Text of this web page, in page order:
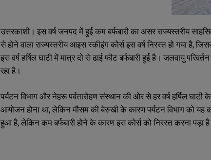
N
m
e
*
E
m
a
i
N
m
e
*
E
m
a
i
उत्तरकाशी। इस वर्ष जनपद में हुई कम बर्फबारी का असर राज्यस्तरीय
से होने वाला राज्यस्तरीय आइस स्कीइंग कोर्स इस वर्ष निरस्त हो गया है,
इस वर्ष हर्षिल घाटी में मात्र दो से ढाई फीट बर्फबारी हुई है। जलवायु
रहा है।
पर्यटन विभाग और नेहरू पर्वतारोहण संस्थान की ओर से हर वर्ष हर्षिल
आयोजन होना था, लेकिन मौसम की बेरुखी के कारण पर्यटन विभाग को
हुआ है, लेकिन कम बर्फबारी होने के कारण इस कोर्स को निरस्त करना पड़ा